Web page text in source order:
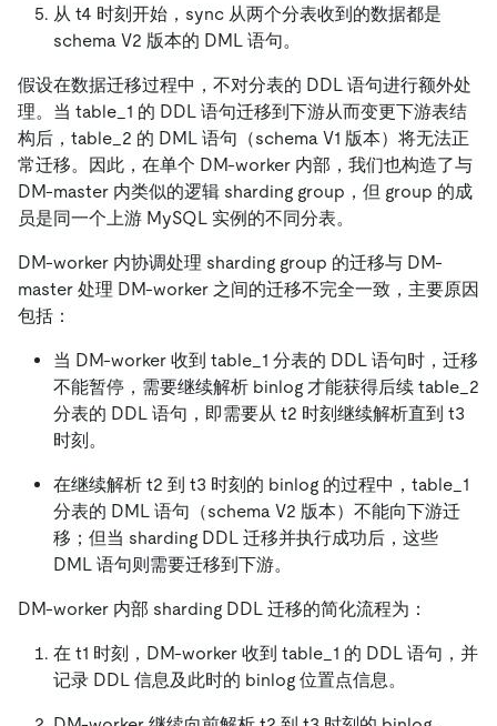
从 t4 时刻开始，sync 从两个分表收到的数据都是
schema V2 版本的 DML 语句。
假设在数据迁移过程中，不对分表的 DDL 语句进行额外处
理。当 table_1 的 DDL 语句迁移到下游从而变更下游表结
构后，table_2 的 DML 语句（schema V1 版本）将无法正
常迁移。因此，在单个 DM-worker 内部，我们也构造了与
DM-master 内类似的逻辑 sharding group，但 group 的成
员是同一个上游 MySQL 实例的不同分表。
DM-worker 内协调处理 sharding group 的迁移与 DM-
master 处理 DM-worker 之间的迁移不完全一致，主要原因
包括：
当 DM-worker 收到 table_1 分表的 DDL 语句时，迁移
不能暂停，需要继续解析 binlog 才能获得后续 table_2
分表的 DDL 语句，即需要从 t2 时刻继续解析直到 t3
时刻。
在继续解析 t2 到 t3 时刻的 binlog 的过程中，table_1
分表的 DML 语句（schema V2 版本）不能向下游迁
移；但当 sharding DDL 迁移并执行成功后，这些
DML 语句则需要迁移到下游。
DM-worker 内部 sharding DDL 迁移的简化流程为：
在 t1 时刻，DM-worker 收到 table_1 的 DDL 语句，并
记录 DDL 信息及此时的 binlog 位置点信息。